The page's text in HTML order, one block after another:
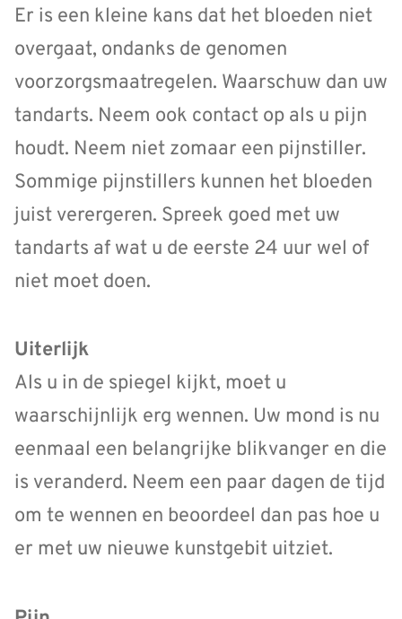
Er is een kleine kans dat het bloeden niet
overgaat, ondanks de genomen
voorzorgsmaatregelen. Waarschuw dan uw
tandarts. Neem ook contact op als u pijn
houdt. Neem niet zomaar een pijnstiller.
Sommige pijnstillers kunnen het bloeden
juist verergeren. Spreek goed met uw
tandarts af wat u de eerste 24 uur wel of
niet moet doen.
Uiterlijk
Als u in de spiegel kijkt, moet u
waarschijnlijk erg wennen. Uw mond is nu
eenmaal een belangrijke blikvanger en die
is veranderd. Neem een paar dagen de tijd
om te wennen en beoordeel dan pas hoe u
er met uw nieuwe kunstgebit uitziet.